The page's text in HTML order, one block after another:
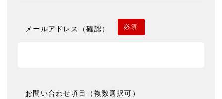
メールアドレス（確認） 必須
お問い合わせ項目（複数選択可）